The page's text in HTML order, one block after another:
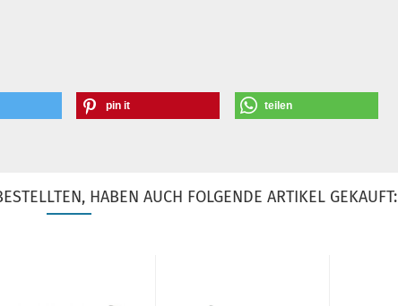
pin it teilen
HABEN AUCH FOLGENDE ARTIKEL GEKAUFT: